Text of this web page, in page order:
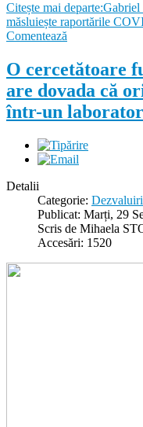
Citește mai
măsluiește raportările
Comentează
O cercetătoare
are dovada că
într-un
Detalii
Categorie: Dezvaluiri
Publicat: Marți, 29
Scris de Mihaela
Accesări: 1520